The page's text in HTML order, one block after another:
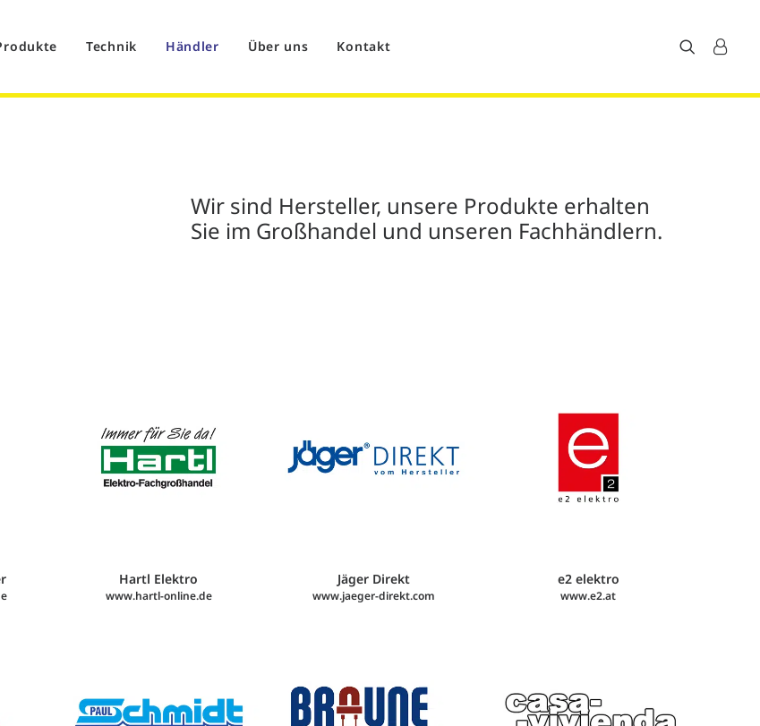
Technik Händler Über uns Kontakt
Wir sind Hersteller, unsere Produkte erhalten
Sie im Großhandel und unseren Fachhändlern.
Hartl Elektro
www.hartl-online.de
Jäger Direkt
www.jaeger-direkt.com
e2 elektro
www.e2.at